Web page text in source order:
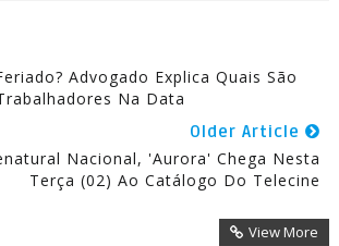
Advogado Explica Quais São
Na Data
Older Article
Nacional, 'Aurora' Chega Nesta
Terça (02) Ao Catálogo Do Telecine
View More